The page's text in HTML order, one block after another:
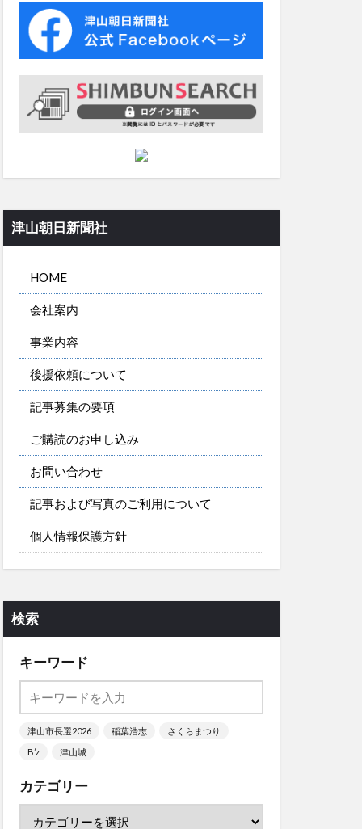
津山朝日新聞社
HOME
会社案内
事業内容
後援依頼について
記事募集の要項
ご購読のお申し込み
お問い合わせ
記事および写真のご利用について
個人情報保護方針
検索
キーワード
津山市長選2026 稲葉浩志
さくらまつり
B’z
津山城
カテゴリー